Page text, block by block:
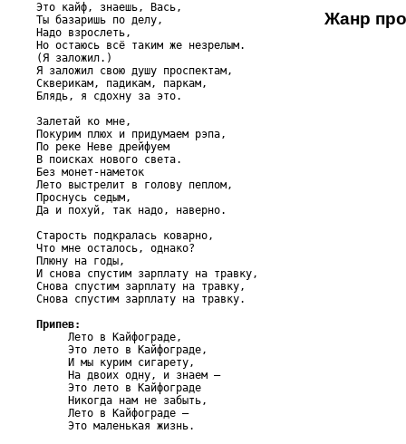
Это кайф, знаешь, Вась,
Ты базаришь по делу,
Надо взрослеть,
Но остаюсь всё таким же незрелым.
(Я заложил.)
Я заложил свою душу проспектам,
Скверикам, падикам, паркам,
Блядь, я сдохну за это.
Залетай ко мне,
Покурим плюх и придумаем рэпа,
По реке Неве дрейфуем
В поисках нового света.
Без монет-наметок
Лето выстрелит в голову пеплом,
Проснусь седым,
Да и похуй, так надо, наверно.
Старость подкралась коварно,
Что мне осталось, однако?
Плюну на годы,
И снова спустим зарплату на травку,
Снова спустим зарплату на травку,
Снова спустим зарплату на травку.
Припев:
Лето в Кайфограде,
     Это лето в Кайфограде,
     И мы курим сигарету,
     На двоих одну, и знаем –
     Это лето в Кайфограде
     Никогда нам не забыть,
     Лето в Кайфограде –
     Это маленькая жизнь.
Жанр